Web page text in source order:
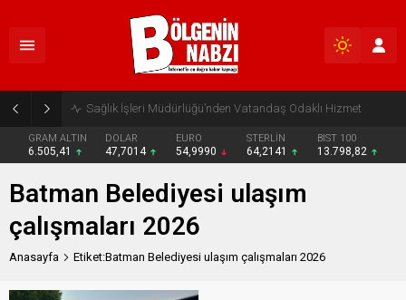
Sağlık İşleri Müdürlüğü’nden Vatandaş Odaklı Hizmet
GRAM ALTIN
6.505,41
DOLAR
47,7014
EURO
54,9990
STERLİN
64,2141
BIST 100
13.798,82
Batman Belediyesi ulaşım
çalışmaları 2026
Anasayfa Etiket:Batman Belediyesi ulaşım çalışmaları 2026